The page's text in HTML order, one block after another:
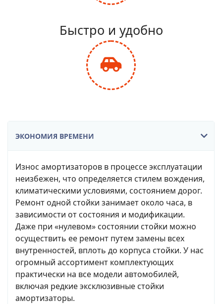
balance-
scale
Быстро и удобно
fas
fa-
ЭКОНОМИЯ ВРЕМЕНИ
Износ амортизаторов в процессе эксплуатации
неизбежен, что определяется стилем вождения,
климатическими условиями, состоянием дорог.
Ремонт одной стойки занимает около часа, в
зависимости от состояния и модификации.
Даже при «нулевом» состоянии стойки можно
осуществить ее ремонт путем замены всех
внутренностей, вплоть до корпуса стойки. У нас
огромный ассортимент комплектующих
практически на все модели автомобилей,
включая редкие эксклюзивные стойки
амортизаторы.